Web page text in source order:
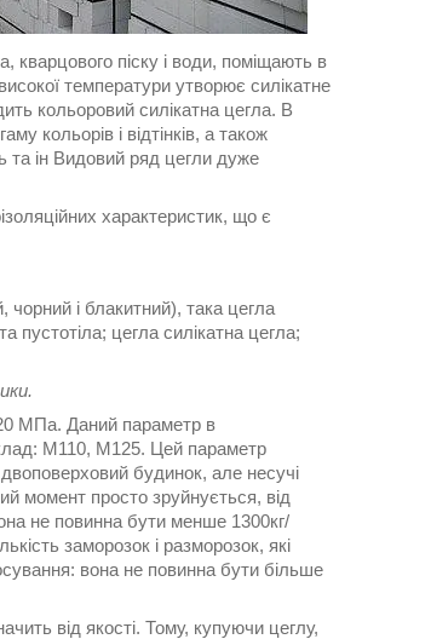
кварцового піску і води, поміщають в
температури утворює силікатне
кольоровий силікатна цегла. В
кольорів і відтінків, а також
та ін Видовий ряд цегли дуже
характеристик, що є
чорний і блакитний), така цегла
пустотіла; цегла силікатна цегла;
МПа. Даний параметр в
М110, М125. Цей параметр
будинок, але несучі
момент просто зруйнується, від
не повинна бути менше 1300кг/
заморозок і разморозок, які
вона не повинна бути більше
від якості. Тому, купуючи цеглу,